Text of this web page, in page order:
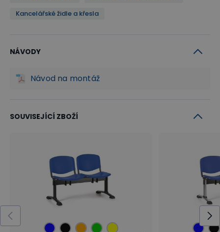
Kancelářské židle a křesla
NÁVODY
Návod na montáž
SOUVISEJÍCÍ ZBOŽÍ